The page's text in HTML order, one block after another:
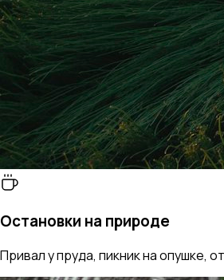
Остановки на природе
Привал у пруда, пикник на опушке,